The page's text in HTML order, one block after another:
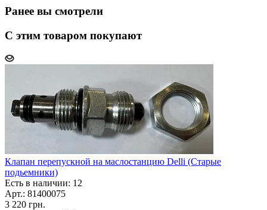
Ранее вы смотрели
С этим товаром покупают
Клапан перепускной на маслостанцию Delli (Старые
подьемники)
Есть в наличии: 12
Арт.: 81400075
3 220 грн.